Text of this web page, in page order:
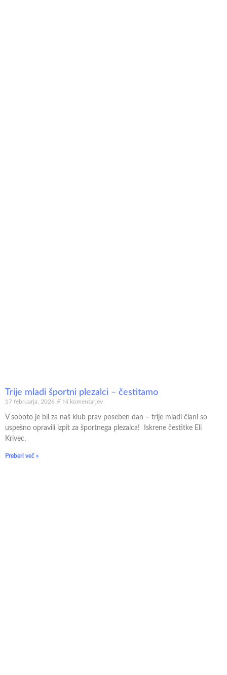
Trije mladi športni plezalci – čestitamo
17 februarja, 2026 Ni komentarjev
V soboto je bil za naš klub prav poseben dan – trije mladi člani so
uspešno opravili izpit za športnega plezalca! Iskrene čestitke Eli
Krivec,
Preberi več »